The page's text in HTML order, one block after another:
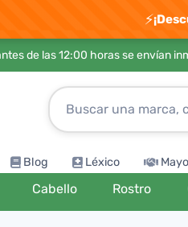
⚡
de las 12:00 horas se envían
Blog Léxico
Cabello Rostro